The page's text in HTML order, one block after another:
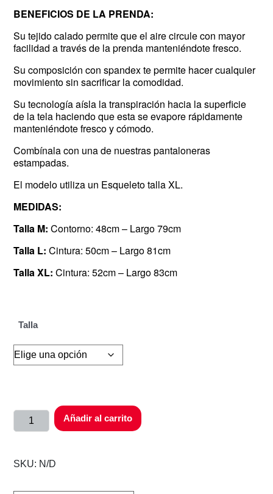
BENEFICIOS DE LA PRENDA:
Su tejido calado permite que el aire circule con mayor
facilidad a través de la prenda manteniéndote fresco.
Su composición con spandex te permite hacer cualquier
movimiento sin sacrificar la comodidad.
Su tecnología aísla la transpiración hacia la superficie
de la tela haciendo que esta se evapore rápidamente
manteniéndote fresco y cómodo.
Combínala con una de nuestras pantaloneras
estampadas.
El modelo utiliza un Esqueleto talla XL.
MEDIDAS:
Talla M: Contorno: 48cm – Largo 79cm
Talla L: Cintura: 50cm – Largo 81cm
Talla XL: Cintura: 52cm – Largo 83cm
Talla
Añadir al carrito
SKU: N/D